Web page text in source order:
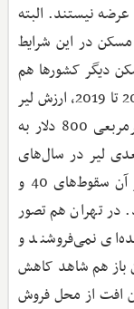
نیستند. البته
در این شرایط
دیگر کشورها هم
وجود داشته است. در ترکیه بین سال‌های 2018 تا 2019، ارزش لیر
40 درصد افت می‌کند و قیمت مسکن از مترمربعی 800 دلار به
لیر در سال‌های
2021 و 2022، به نوعی بازار مسکن در برابر آن سقوط‌های 40 و
در تهران هم تصور
نمی‌فروشند و
باز هم شاهد کاهش
افت از محل فروش